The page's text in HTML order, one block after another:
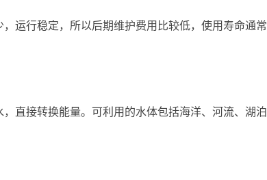
运行稳定，所以后期维护费用比较低，使用寿命通常
直接转换能量。可利用的水体包括海洋、河流、湖泊